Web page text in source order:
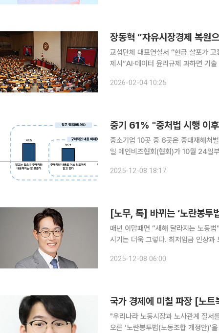
교섭단체 대표연설서 “현금 살포가 고
제시“AI·데이터 윤리규제 과하면 기
야 한다”며 규제혁파와 세제 개편, 노
2026-02-04 10:25
중기 61% "중처법 시행 이
중소기업 10곳 중 6곳은 중대재해처
일 메인비즈협회(협회)가 10월 24일
2025-12-08 18:17
[노무, 톡] 바뀌는 ‘노란봉투
매년 이맘때면 “새해 달라지는 노동
시기는 더욱 그렇다. 최저임금 인상
뀐다. 근로계약 당사자만이 아니라 임
2025-12-08 06:00
국가 경제에 미칠 파장 [노트
"우리나라 노동시장과 노사관계 질서를 완전히 바꿀 것입
오른 ‘노란봉투법(노동조합 개정안)’